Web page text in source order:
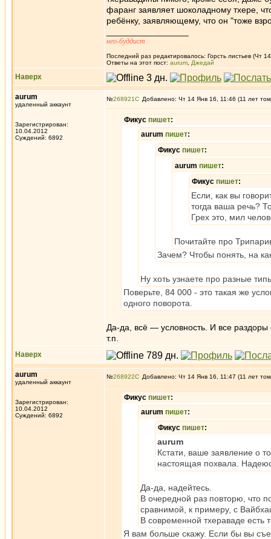
фаранг заявляет шоколадному тхере,
ребёнку, заявляющему, что он "тоже
нео-буддист
Последний раз редактировалось: Горсть листьев (Чт
Ответы на этот пост: aurum Джедай
Наверх
aurum
удаленный аккаунт
Зарегистрирован:
10.04.2012
Суждений: 6892
№268921 Добавлено: Чт 14 Янв 16, 11:46 (11 лет
Фикус пишет:
aurum пишет:
Фикус пишет:
aurum пишет:
Фикус пишет:
Если, как вы
тогда ваша речь?
Грех это, мил
Почитайте про
Зачем? Чтобы понять, на
Ну хоть узнаете про разные
Поверьте, 84 000 - это такая же
одного поворота.
Да-да, всё — условность. И все раздоры
т.п.
Наверх
aurum
удаленный аккаунт
Зарегистрирован:
10.04.2012
Суждений: 6892
№268922 Добавлено: Чт 14 Янв 16, 11:47 (11 лет
Фикус пишет:
aurum пишет:
Фикус пишет:
aurum
Кстати, ваше заявление о
настоящая похвала.
Да-да, надейтесь.
В очередной раз повторю, что
сравнимой, к примеру, с
В современной тхераваде есть
Я вам больше скажу. Если бы вы